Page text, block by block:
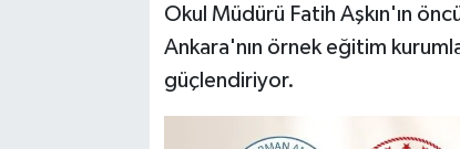
Okul Müdürü Fatih Aşkın'ın
Ankara'nın örnek eğitim
güçlendiriyor.